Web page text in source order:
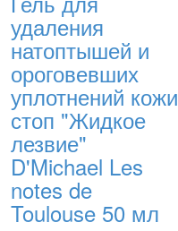
удаления
натоптышей и
ороговевших
уплотнений кожи
стоп "Жидкое
лезвие"
D'Michael Les
notes de
Toulouse 50 мл